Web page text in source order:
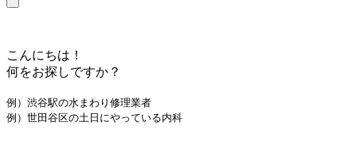
こんにちは！
何をお探しですか？
例）渋谷駅の水まわり修理業者
例）世田谷区の土日にやっている内科